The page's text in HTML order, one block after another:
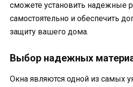
сможете установить надежные
самостоятельно и обеспечить
защиту вашего дома.
Выбор надежных
Окна являются одной из самых